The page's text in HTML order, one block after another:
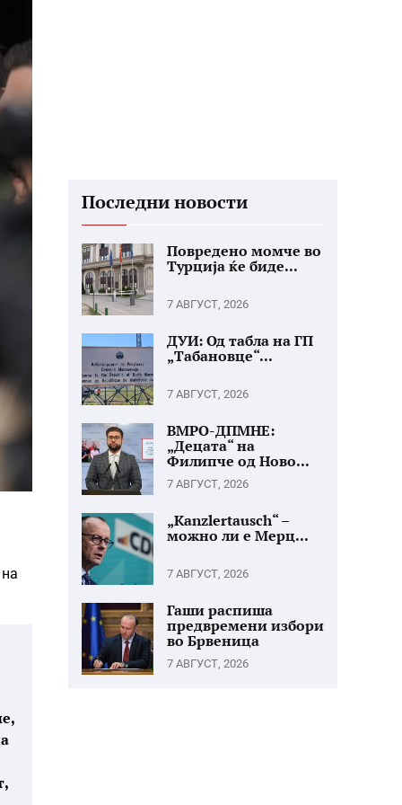
Последни новости
Повредено момче во
Турција ќе биде...
7 АВГУСТ, 2026
ДУИ: Од табла на ГП
„Табановце“...
7 АВГУСТ, 2026
ВМРО-ДПМНЕ:
„Децата“ на
Филипче од Ново...
7 АВГУСТ, 2026
„Kanzlertausch“ –
можно ли е Мерц...
7 АВГУСТ, 2026
Гаши распиша
предвремени избори
во Брвеница
7 АВГУСТ, 2026